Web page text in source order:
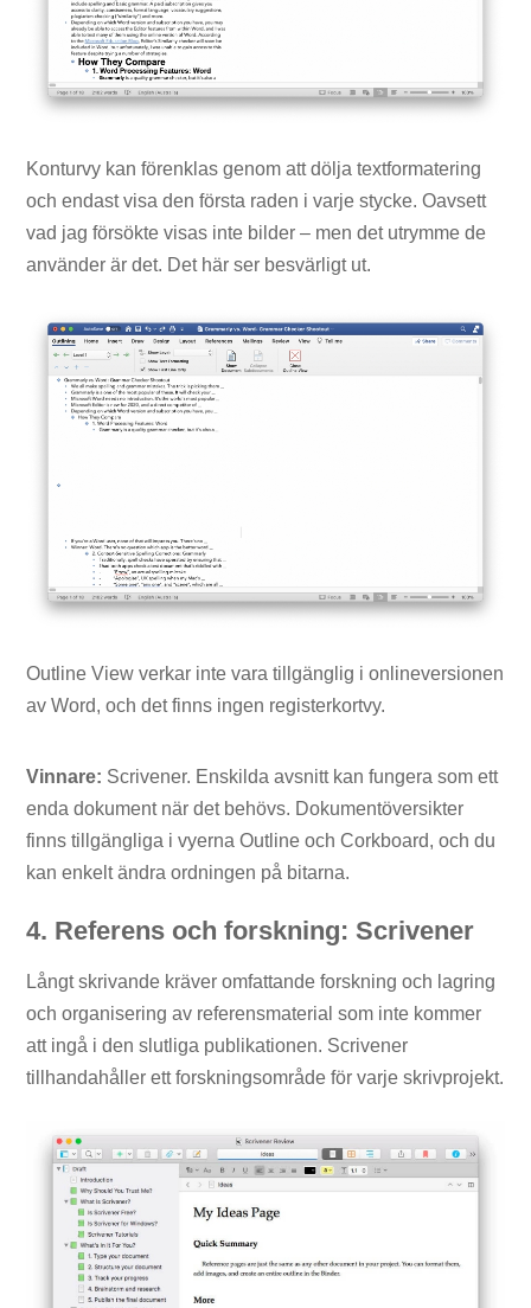
Konturvy kan förenklas genom att dölja textformatering
och endast visa den första raden i varje stycke. Oavsett
vad jag försökte visas inte bilder – men det utrymme de
använder är det. Det här ser besvärligt ut.
Outline View verkar inte vara tillgänglig i onlineversionen
av Word, och det finns ingen registerkortvy.
Vinnare: Scrivener. Enskilda avsnitt kan fungera som ett
enda dokument när det behövs. Dokumentöversikter
finns tillgängliga i vyerna Outline och Corkboard, och du
kan enkelt ändra ordningen på bitarna.
4. Referens och forskning: Scrivener
Långt skrivande kräver omfattande forskning och lagring
och organisering av referensmaterial som inte kommer
att ingå i den slutliga publikationen. Scrivener
tillhandahåller ett forskningsområde för varje skrivprojekt.